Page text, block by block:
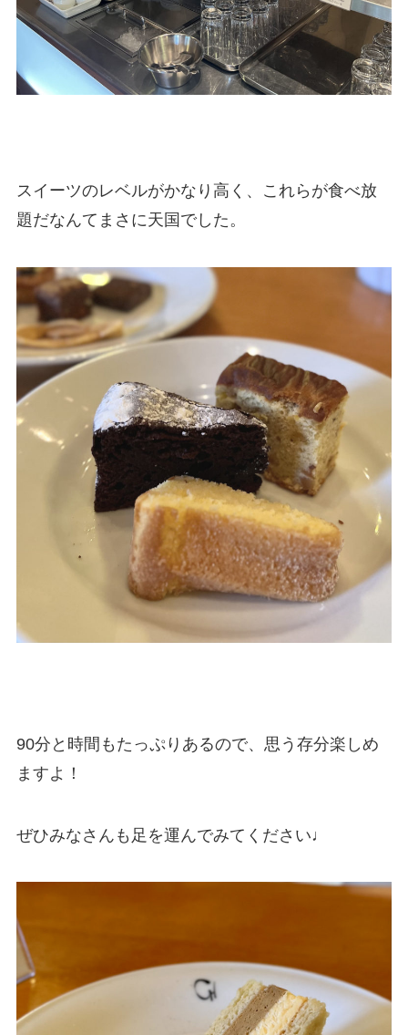
スイーツのレベルがかなり高く、これらが食べ放
題だなんてまさに天国でした。
90分と時間もたっぷりあるので、思う存分楽しめ
ますよ！
ぜひみなさんも足を運んでみてください♩